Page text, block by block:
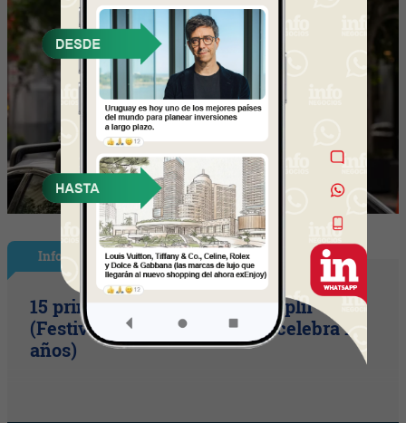
InfoShow
15 primaveras tienes que cumplir
(Festival Música de la Tierra celebra 15
años)